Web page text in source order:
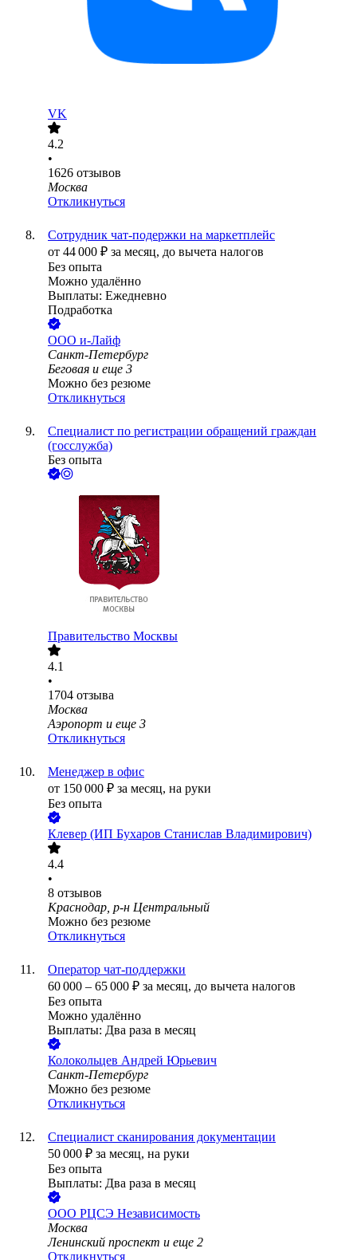
VK
4.2
•
1626 отзывов
Москва
Откликнуться
Сотрудник чат-подержки на маркетплейс
от 44 000 ₽ за месяц, до вычета налогов
Без опыта
Можно удалённо
Выплаты: Ежедневно
Подработка
ООО и-Лайф
Санкт-Петербург
Беговая и еще 3
Можно без резюме
Откликнуться
Специалист по регистрации обращений граждан
(госслужба)
Без опыта
Правительство Москвы
4.1
•
1704 отзыва
Москва
Аэропорт и еще 3
Откликнуться
Менеджер в офис
от 150 000 ₽ за месяц, на руки
Без опыта
Клевер (ИП Бухаров Станислав Владимирович)
4.4
•
8 отзывов
Краснодар, р-н Центральный
Можно без резюме
Откликнуться
Оператор чат-поддержки
60 000 – 65 000 ₽ за месяц, до вычета налогов
Без опыта
Можно удалённо
Выплаты: Два раза в месяц
Колокольцев Андрей Юрьевич
Санкт-Петербург
Можно без резюме
Откликнуться
Специалист сканирования документации
50 000 ₽ за месяц, на руки
Без опыта
Выплаты: Два раза в месяц
ООО РЦСЭ Независимость
Москва
Ленинский проспект и еще 2
Откликнуться